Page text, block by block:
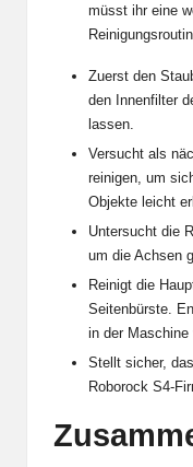
müsst ihr eine
Zuerst den
den Innenfilter
lassen.
Versucht als
reinigen, um
Objekte leicht
Untersucht die
um die Achsen
Reinigt die
Seitenbürste.
in der Maschine
Stellt sicher,
Roborock S4-